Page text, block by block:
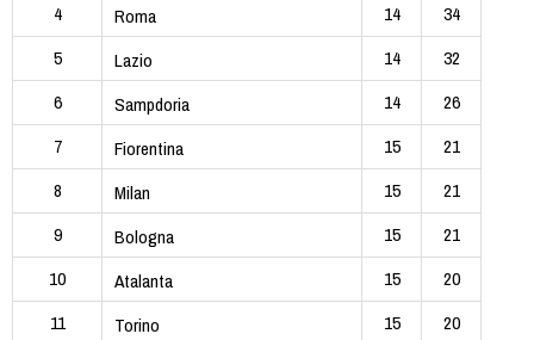
4
Roma 14
34
5
Lazio 14
32
6
Sampdoria 14
26
7
Fiorentina 15
21
8
Milan 15
21
9
Bologna 15
21
10
Atalanta 15
20
11
Torino 15
20